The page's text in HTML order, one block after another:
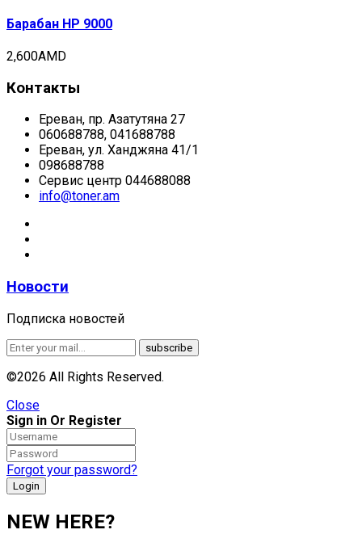
Барабан HP 9000
2,600AMD
Контакты
Ереван, пр. Азатутяна 27
060688788, 041688788
Ереван, ул. Ханджяна 41/1
098688788
Сервис центр 044688088
info@toner.am
Новости
Подписка новостей
©2026 All Rights Reserved.
Close
Sign in Or Register
Forgot your password?
NEW HERE?